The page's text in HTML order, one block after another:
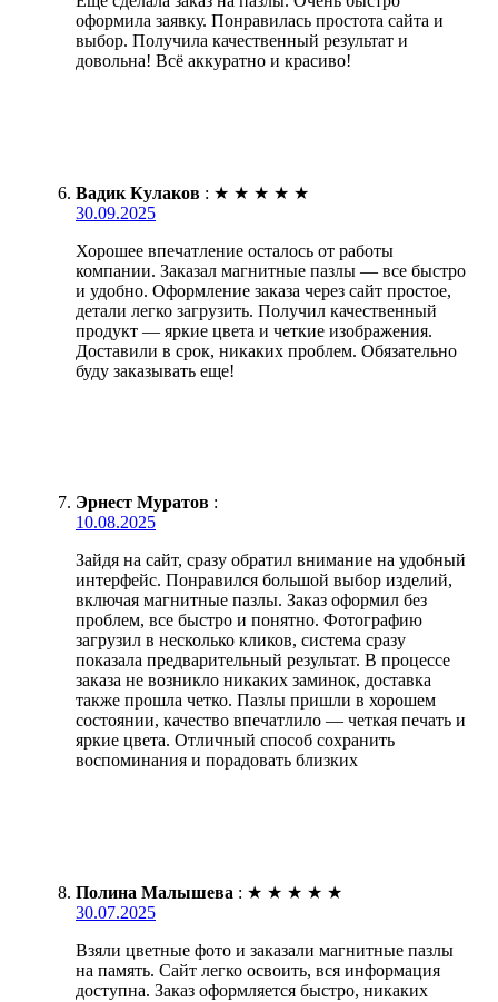
оформила заявку. Понравилась простота сайта и
выбор. Получила качественный результат и
довольна! Всё аккуратно и красиво!
Вадик Кулаков : ★ ★ ★ ★ ★
30.09.2025
Хорошее впечатление осталось от работы
компании. Заказал магнитные пазлы — все быстро
и удобно. Оформление заказа через сайт простое,
детали легко загрузить. Получил качественный
продукт — яркие цвета и четкие изображения.
Доставили в срок, никаких проблем. Обязательно
буду заказывать еще!
Эрнест Муратов :
10.08.2025
Зайдя на сайт, сразу обратил внимание на удобный
интерфейс. Понравился большой выбор изделий,
включая магнитные пазлы. Заказ оформил без
проблем, все быстро и понятно. Фотографию
загрузил в несколько кликов, система сразу
показала предварительный результат. В процессе
заказа не возникло никаких заминок, доставка
также прошла четко. Пазлы пришли в хорошем
состоянии, качество впечатлило — четкая печать и
яркие цвета. Отличный способ сохранить
воспоминания и порадовать близких
Полина Малышева : ★ ★ ★ ★ ★
30.07.2025
Взяли цветные фото и заказали магнитные пазлы
на память. Сайт легко освоить, вся информация
доступна. Заказ оформляется быстро, никаких